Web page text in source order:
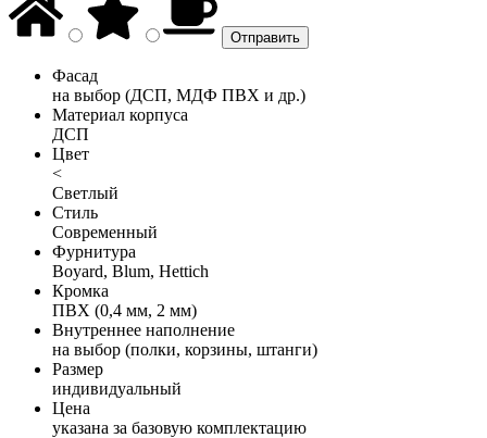
Фасад
на выбор (ДСП, МДФ ПВХ и др.)
Материал корпуса
ДСП
Цвет
<
Светлый
Стиль
Современный
Фурнитура
Boyard, Blum, Hettich
Кромка
ПВХ (0,4 мм, 2 мм)
Внутреннее наполнение
на выбор (полки, корзины, штанги)
Размер
индивидуальный
Цена
указана за базовую комплектацию